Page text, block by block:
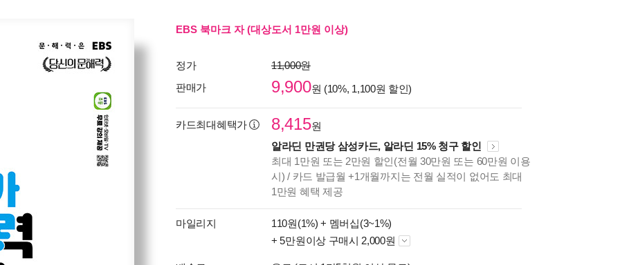
EBS 북마크 자 (대상도서 1만원 이상)
정가
11,000원
판매가
9,900원 (10%, 1,100원 할인)
카드최대혜택가 8,415원
알라딘 만권당 삼성카드, 알라딘 15% 청구 할인
최대 1만원 또는 2만원 할인(전월 30만원 또는 60만원 이용
시) / 카드 발급월 +1개월까지는 전월 실적이 없어도 최대
1만원 혜택 제공
마일리지 110원(1%) + 멤버십(3~1%)
+ 5만원이상 구매시 2,000원